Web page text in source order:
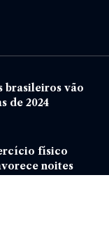
brasileiros vão
de 2024
físico
noites